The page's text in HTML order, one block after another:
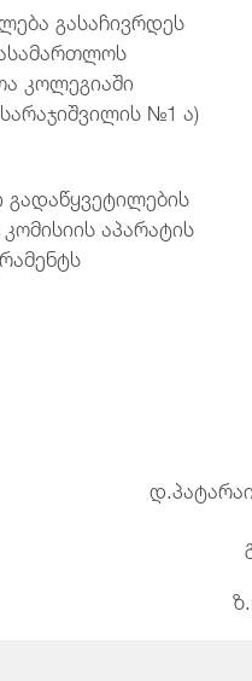
გასაჩივრდეს
კოლეგიაში
№1 ა)
აპარატის